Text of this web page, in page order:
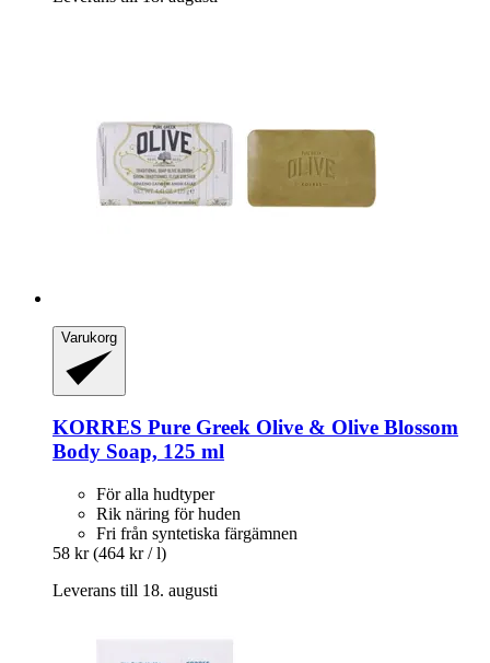
Varukorg
KORRES Pure Greek Olive & Olive Blossom
Body Soap, 125 ml
För alla hudtyper
Rik näring för huden
Fri från syntetiska färgämnen
58 kr (464 kr / l)
Leverans till 18. augusti